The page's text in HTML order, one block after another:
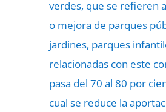
verdes, que se refieren
o mejora de parques
jardines, parques
relacionadas con este
pasa del 70 al 80 por
cual se reduce la